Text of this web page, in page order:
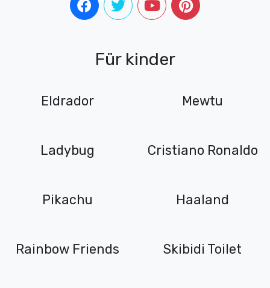
Für kinder
Eldrador Mewtu
Ladybug Cristiano Ronaldo
Pikachu Haaland
Rainbow Friends Skibidi Toilet